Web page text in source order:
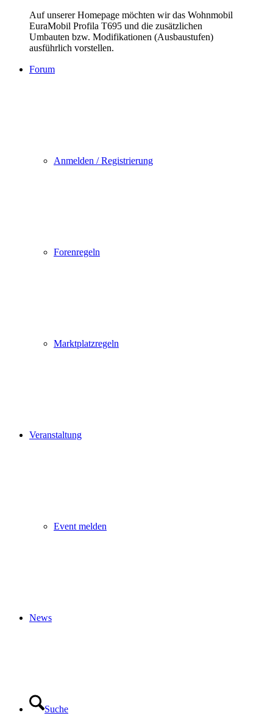
Forum
Anmelden / Registrierung
Forenregeln
Marktplatzregeln
Veranstaltung
Event melden
News
Suche
Auf unserer Homepage möchten wir das Wohnmobil
EuraMobil Profila T695 und die zusätzlichen
Umbauten bzw. Modifikationen (Ausbaustufen)
ausführlich vorstellen.